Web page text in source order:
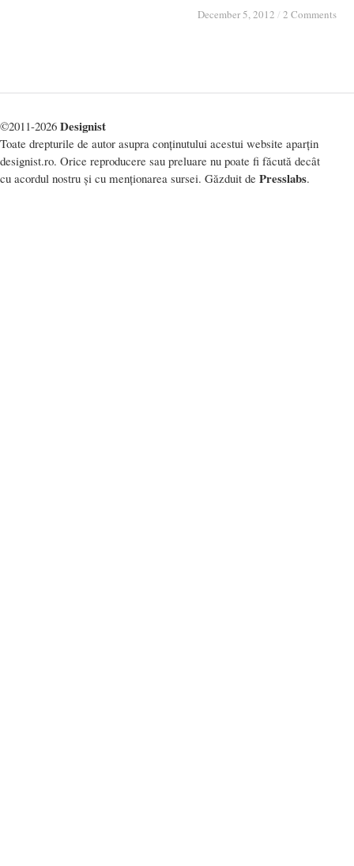
December 5, 2012 / 2 Comments
December 5, 2012 / 2 Comments
©2011-2026 Designist
Toate drepturile de autor asupra conținutului acestui website aparțin
designist.ro. Orice reproducere sau preluare nu poate fi făcută decât
cu acordul nostru și cu menționarea sursei. Găzduit de Presslabs.